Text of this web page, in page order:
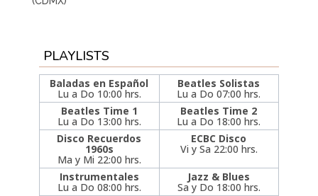
PLAYLISTS
Baladas en Español
Lu a Do 10:00 hrs.
Beatles Solistas
Lu a Do 07:00 hrs.
Beatles Time 1
Lu a Do 13:00 hrs.
Beatles Time 2
Lu a Do 18:00 hrs.
Disco Recuerdos
1960s
Ma y Mi 22:00 hrs.
ECBC Disco
Vi y Sa 22:00 hrs.
Instrumentales
Lu a Do 08:00 hrs.
Jazz & Blues
Sa y Do 18:00 hrs.